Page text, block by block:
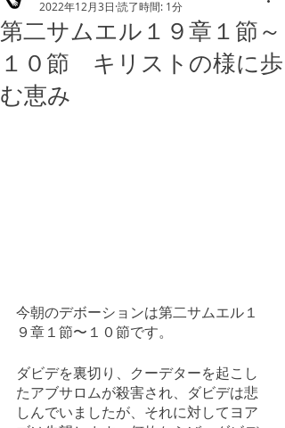
第二サムエル１９章１節～
１０節 キリストの様に歩
む恵み
2022年12月3日 読了時間: 1分
今朝のデボーションは第二サムエル１
９章１節〜１０節です。
ダビデを裏切り、クーデターを起こし
たアブサロムが殺害され、ダビデは悲
しんでいましたが、それに対してヨア